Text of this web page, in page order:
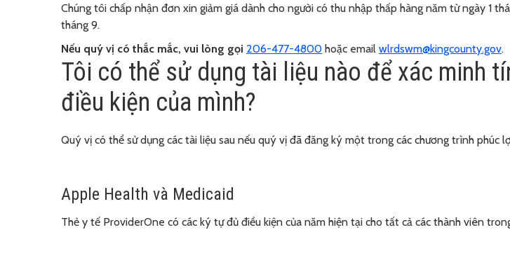
Chúng tôi chấp nhận đơn xin giảm giá dành cho người có thu nhập thấp hàng năm từ ngày 1
tháng 9.
Nếu quý vị có thắc mắc, vui lòng gọi 206-477-4800 hoặc email wlrdswm@kingcounty.gov.
Tôi có thể sử dụng tài liệu nào để xác minh
điều kiện của mình?
Quý vị có thể sử dụng các tài liệu sau nếu quý vị đã đăng ký một trong các chương trình phúc
Apple Health và Medicaid
Thẻ y tế ProviderOne có các ký tự đủ điều kiện của năm hiện tại cho tất cả các thành viên